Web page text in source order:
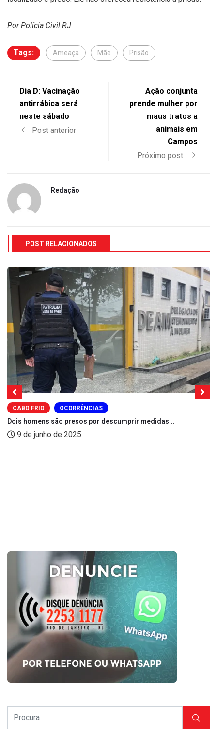
Por Polícia Civil RJ
Tags: Ameaça Mãe Prisão
Dia D: Vacinação
antirrábica será
neste sábado
Post anterior
Ação conjunta
prende mulher por
maus tratos a
animais em
Campos
Próximo post
Redação
POST RELACIONADOS
CABO FRIO OCORRÊNCIAS
Dois homens são presos por descumprir medidas...
9 de junho de 2025